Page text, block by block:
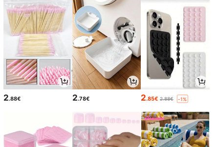
2.88€ 2.78€ 2.85€ 2.88€ -1%